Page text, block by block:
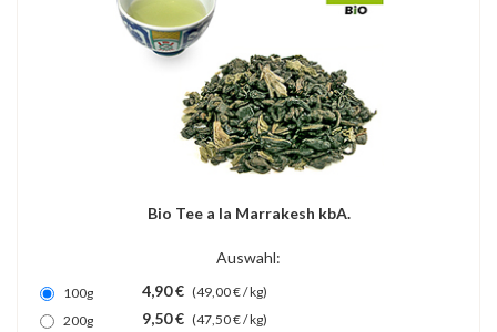
Bio Tee a la Marrakesh kbA.
Auswahl:
100g 4,90 € (49,00 € / kg)
200g
9,50 € (47,50 € / kg)